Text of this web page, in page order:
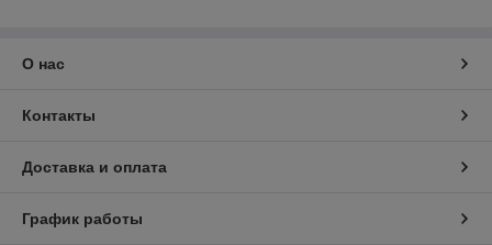
О нас
Контакты
Доставка и оплата
График работы